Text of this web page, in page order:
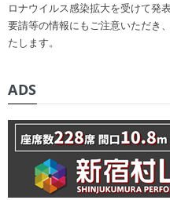
ロナウイルス感染拡大を受けて発
要請等の情報にもご注意いただき
たします。
ADS